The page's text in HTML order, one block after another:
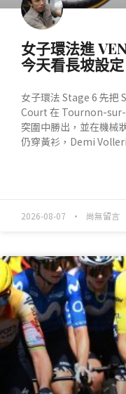
女子環法進
今天看長坡設
女子環法 Stage 6 先把
Court 在 Tournon-sur-
突圍中勝出，並在機械
仍穿黃衫，Demi
2026-08-07 尚無留言